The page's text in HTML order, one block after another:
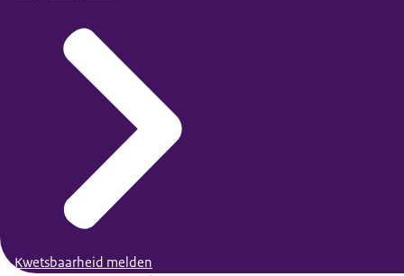
Kwetsbaarheid melden